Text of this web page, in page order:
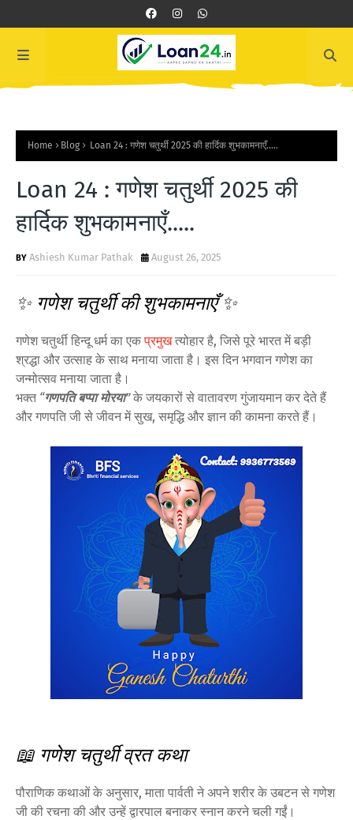
Home Blog Loan 24 : गणेश चतुर्थी 2025 की हार्दिक शुभकामनाएँ.....
Loan 24 : गणेश चतुर्थी 2025 की
हार्दिक शुभकामनाएँ.....
Ashiesh Kumar Pathak August 26, 2025
✨ गणेश चतुर्थी की शुभकामनाएँ ✨
गणेश चतुर्थी हिन्दू धर्म का एकप्रमुखत्योहार है, जिसे पूरे भारत में बड़ी
श्रद्धा और उत्साह के साथ मनाया जाता है। इस दिन भगवान गणेश का
जन्मोत्सव मनाया जाता है।
भक्त “गणपति बप्पा मोरया”के जयकारों से वातावरण गुंजायमान कर देते हैं
और गणपति जी से जीवन में सुख, समृद्धि और ज्ञान की कामना करते हैं।
📖 गणेश चतुर्थी व्रत कथा
पौराणिक कथाओं के अनुसार, माता पार्वती ने अपने शरीर के उबटन से गणेश
जी की रचना की और उन्हें द्वारपाल बनाकर स्नान करने चली गईं।